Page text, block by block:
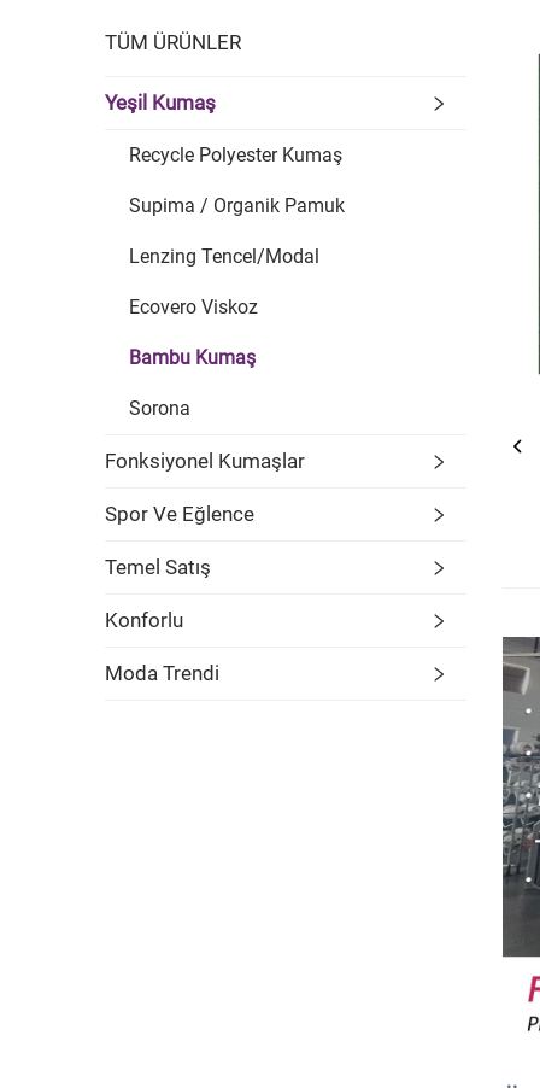
TÜM ÜRÜNLER
Yeşil Kumaş
Recycle Polyester Kumaş
Supima / Organik Pamuk
Lenzing Tencel/Modal
Ecovero Viskoz
Bambu Kumaş
Sorona
Fonksiyonel Kumaşlar
Spor Ve Eğlence
Temel Satış
Konforlu
Moda Trendi